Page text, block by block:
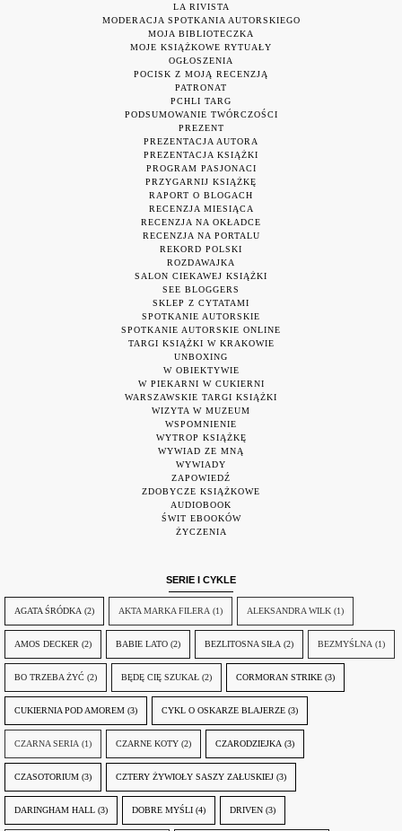
LA RIVISTA
MODERACJA SPOTKANIA AUTORSKIEGO
MOJA BIBLIOTECZKA
MOJE KSIĄŻKOWE RYTUAŁY
OGŁOSZENIA
POCISK Z MOJĄ RECENZJĄ
PATRONAT
PCHLI TARG
PODSUMOWANIE TWÓRCZOŚCI
PREZENT
PREZENTACJA AUTORA
PREZENTACJA KSIĄŻKI
PROGRAM PASJONACI
PRZYGARNIJ KSIĄŻKĘ
RAPORT O BLOGACH
RECENZJA MIESIĄCA
RECENZJA NA OKŁADCE
RECENZJA NA PORTALU
REKORD POLSKI
ROZDAWAJKA
SALON CIEKAWEJ KSIĄŻKI
SEE BLOGGERS
SKLEP Z CYTATAMI
SPOTKANIE AUTORSKIE
SPOTKANIE AUTORSKIE ONLINE
TARGI KSIĄŻKI W KRAKOWIE
UNBOXING
W OBIEKTYWIE
W PIEKARNI W CUKIERNI
WARSZAWSKIE TARGI KSIĄŻKI
WIZYTA W MUZEUM
WSPOMNIENIE
WYTROP KSIĄŻKĘ
WYWIAD ZE MNĄ
WYWIADY
ZAPOWIEDŹ
ZDOBYCZE KSIĄŻKOWE
AUDIOBOOK
ŚWIT EBOOKÓW
ŻYCZENIA
SERIE I CYKLE
AGATA ŚRÓDKA (2) AKTA MARKA FILERA (1) ALEKSANDRA WILK (1)
AMOS DECKER (2) BABIE LATO (2) BEZLITOSNA SIŁA (2) BEZMYŚLNA (1)
BO TRZEBA ŻYĆ (2) BĘDĘ CIĘ SZUKAŁ (2) CORMORAN STRIKE (3)
CUKIERNIA POD AMOREM (3) CYKL O OSKARZE BLAJERZE (3)
CZARNA SERIA (1) CZARNE KOTY (2) CZARODZIEJKA (3)
CZASOTORIUM (3) CZTERY ŻYWIOŁY SASZY ZAŁUSKIEJ (3)
DARINGHAM HALL (3) DOBRE MYŚLI (4) DRIVEN (3)